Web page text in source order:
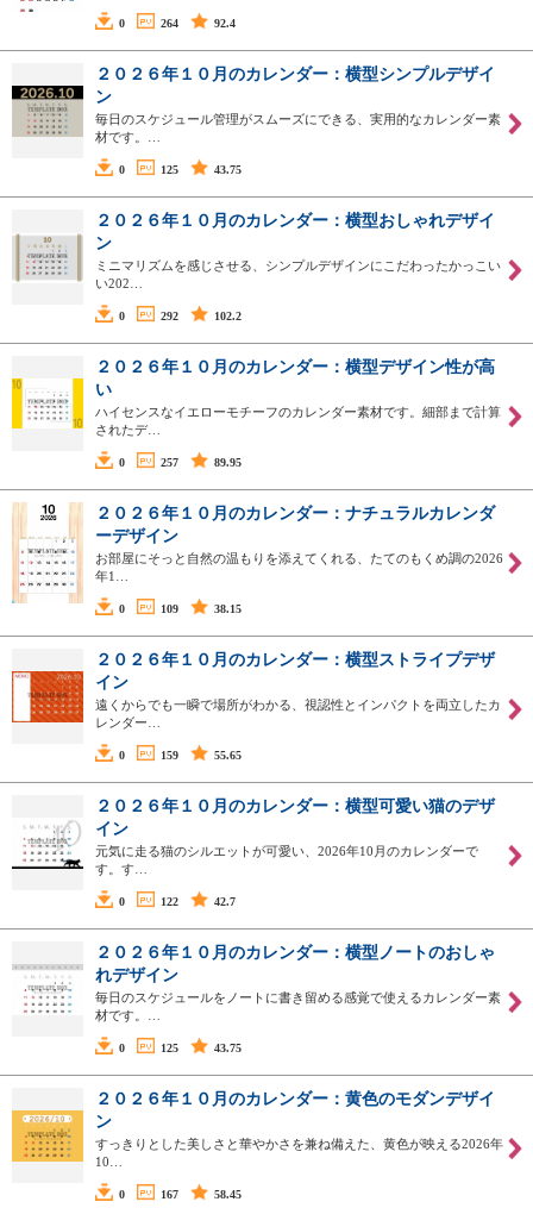
0 264 92.4
２０２６年１０月のカレンダー：横型シンプルデザイ
ン
毎日のスケジュール管理がスムーズにできる、実用的なカレンダー素
材です。…
0 125 43.75
２０２６年１０月のカレンダー：横型おしゃれデザイ
ン
ミニマリズムを感じさせる、シンプルデザインにこだわったかっこい
い202…
0 292 102.2
２０２６年１０月のカレンダー：横型デザイン性が高
い
ハイセンスなイエローモチーフのカレンダー素材です。細部まで計算
されたデ…
0 257 89.95
２０２６年１０月のカレンダー：ナチュラルカレンダ
ーデザイン
お部屋にそっと自然の温もりを添えてくれる、たてのもくめ調の2026
年1…
0 109 38.15
２０２６年１０月のカレンダー：横型ストライプデザ
イン
遠くからでも一瞬で場所がわかる、視認性とインパクトを両立したカ
レンダー…
0 159 55.65
２０２６年１０月のカレンダー：横型可愛い猫のデザ
イン
元気に走る猫のシルエットが可愛い、2026年10月のカレンダーで
す。す…
0 122 42.7
２０２６年１０月のカレンダー：横型ノートのおしゃ
れデザイン
毎日のスケジュールをノートに書き留める感覚で使えるカレンダー素
材です。…
0 125 43.75
２０２６年１０月のカレンダー：黄色のモダンデザイ
ン
すっきりとした美しさと華やかさを兼ね備えた、黄色が映える2026年
10…
0 167 58.45